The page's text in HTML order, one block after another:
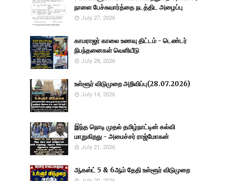
நாளை பேச்சுவார்த்தை நடத்திட அழைப்பு
July 27, 2026
காமராஜர் காலை உணவு திட்டம் - டெண்டர்
நிபந்தனைகள் வெளியீடு
July 28, 2026
உள்ளூர் விடுமுறை அறிவிப்பு(28.07.2026)
July 14, 2026
இந்த நொடி முதல் தமிழ்நாட்டின் கல்வி
மாறுகிறது - அமைச்சர் ராஜ்மோகன்
July 21, 2026
ஆகஸ்ட் 5 & 6ஆம் தேதி உள்ளூர் விடுமுறை